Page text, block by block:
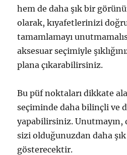
hem de daha şık bir
olarak, kıyafetlerinizi
tamamlamayı
aksesuar seçimiyle
plana çıkarabilirsiniz.
Bu püf noktaları dikkate
seçiminde daha bilinçli ve
yapabilirsiniz. Unutmayın,
sizi olduğunuzdan daha
gösterecektir.